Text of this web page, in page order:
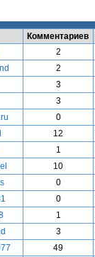
Комментариев
2
2
3
3
0
12
1
10
0
0
1
3
49